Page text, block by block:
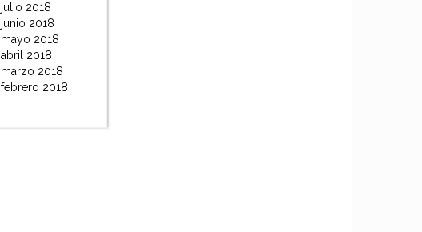
julio 2018
junio 2018
mayo 2018
abril 2018
marzo 2018
febrero 2018